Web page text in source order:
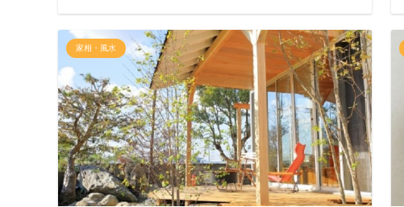
家相・風水